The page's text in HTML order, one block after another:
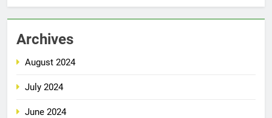
Archives
August 2024
July 2024
June 2024